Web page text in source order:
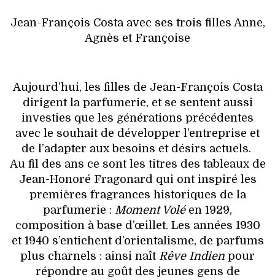
Jean-François Costa avec ses trois filles Anne,
Agnès et Françoise
Aujourd’hui, les filles de Jean-François Costa
dirigent la parfumerie, et se sentent aussi
investies que les générations précédentes
avec le souhait de développer l’entreprise et
de l’adapter aux besoins et désirs actuels.
Au fil des ans ce sont les titres des tableaux de
Jean-Honoré Fragonard qui ont inspiré les
premières fragrances historiques de la
parfumerie : Moment Voléen 1929,
composition à base d’œillet. Les années 1930
et 1940 s’entichent d’orientalisme, de parfums
plus charnels : ainsi naît Rêve Indien pour
répondre au goût des jeunes gens de